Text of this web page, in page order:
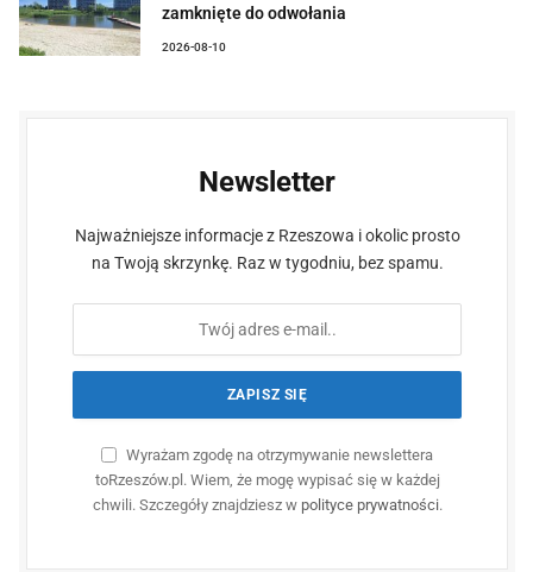
zamknięte do odwołania
2026-08-10
Newsletter
Najważniejsze informacje z Rzeszowa i okolic prosto
na Twoją skrzynkę. Raz w tygodniu, bez spamu.
Wyrażam zgodę na otrzymywanie newslettera
toRzeszów.pl. Wiem, że mogę wypisać się w każdej
chwili. Szczegóły znajdziesz w polityce prywatności.